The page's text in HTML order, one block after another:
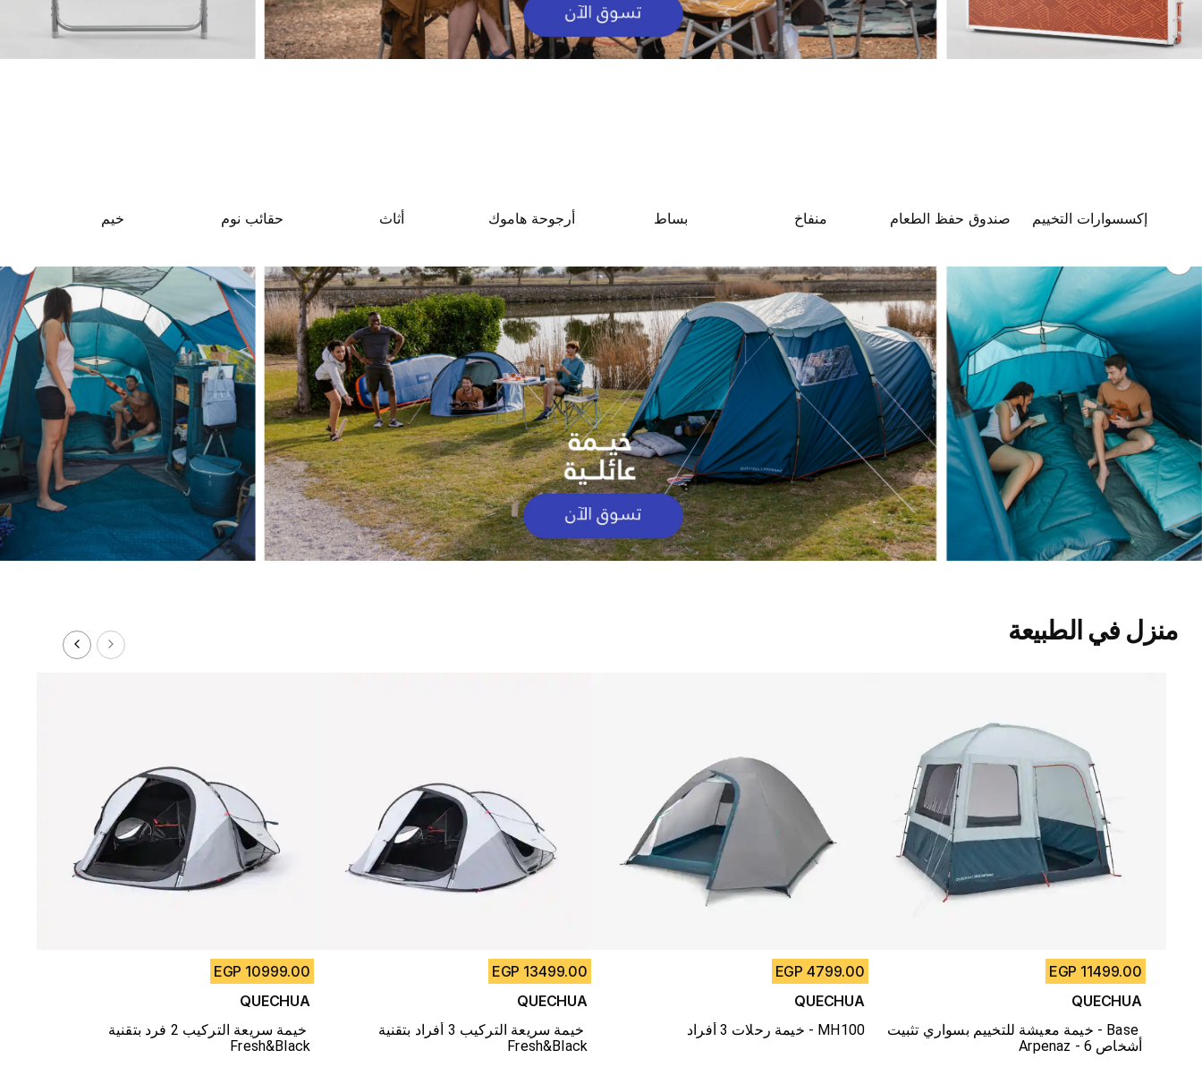
خيم حقائب نوم أثاث أرجوحة هاموك بساط منفاخ صندوق حفظ الطعام إكسسوارات التخييم
منزل في الطبيعة
10999.00 EGP
QUECHUA
خيمة سريعة التركيب 2 فرد بتقنية
Fresh&Black
13499.00 EGP
QUECHUA
خيمة سريعة التركيب 3 أفراد بتقنية
Fresh&Black
4799.00 EGP
QUECHUA
خيمة رحلات 3 أفراد - MH100
11499.00 EGP
QUECHUA
خيمة معيشة للتخييم بسواري تثبيت - Base
Arpenaz - 6 أشخاص